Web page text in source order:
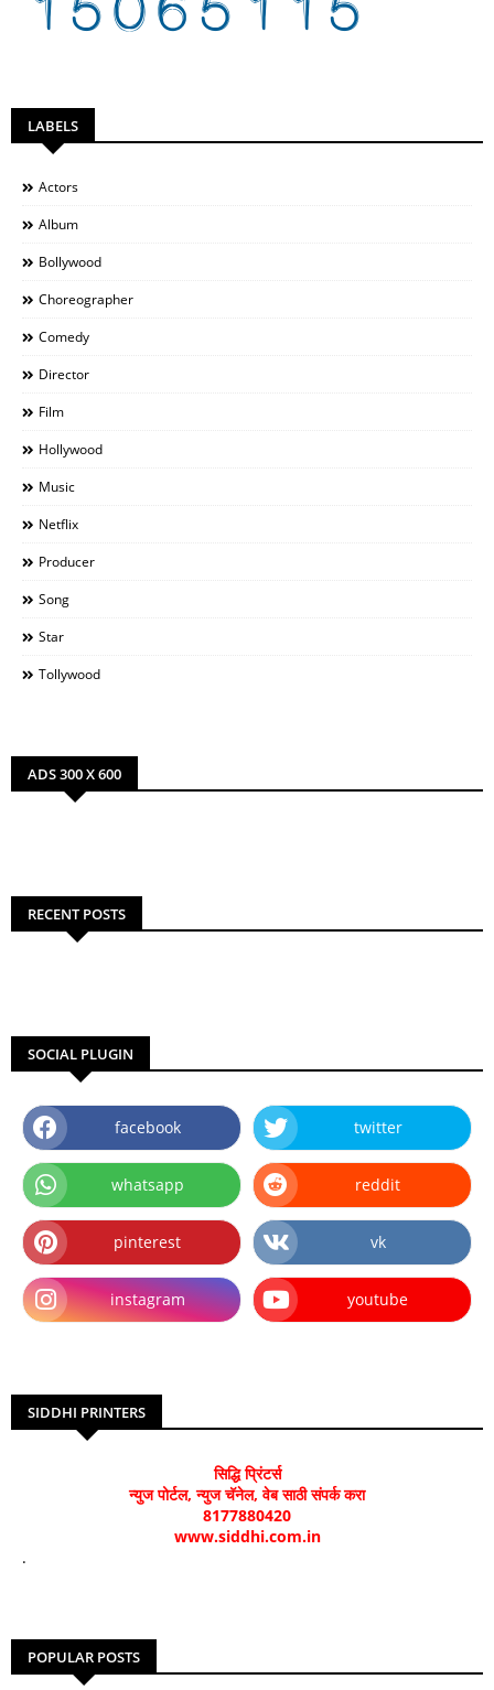
LABELS
Actors
Album
Bollywood
Choreographer
Comedy
Director
Film
Hollywood
Music
Netflix
Producer
Song
Star
Tollywood
ADS 300 X 600
RECENT POSTS
SOCIAL PLUGIN
facebook twitter
whatsapp reddit
pinterest vk
instagram youtube
SIDDHI PRINTERS
सिद्धि प्रिंटर्स
न्युज पोर्टल, न्युज चॅनेल, वेब साठी संपर्क करा
8177880420
www.siddhi.com.in
.
POPULAR POSTS